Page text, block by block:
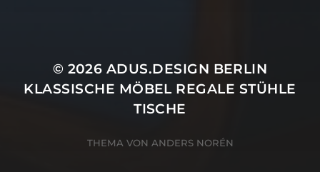
© 2026 ADUS.DESIGN BERLIN
KLASSISCHE MÖBEL REGALE STÜHLE
TISCHE
THEMA VON ANDERS NORÉN